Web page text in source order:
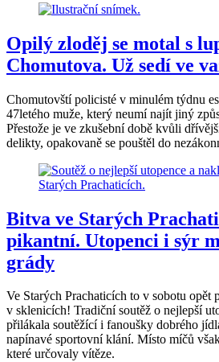
Opilý zloděj se motal s
Chomutova. Už sedí ve
Chomutovští policisté v minulém týdnu
47letého muže, který neumí najít jiný
Přestože je ve zkušební době kvůli
delikty, opakovaně se pouštěl do
Bitva ve Starých
pikantní. Utopenci i sýr
grády
Ve Starých Prachaticích to v sobotu opět
v sklenicích! Tradiční soutěž o nejlepší
přilákala soutěžící i fanoušky dobrého
napínavé sportovní klání. Místo míčů
které určovaly vítěze.